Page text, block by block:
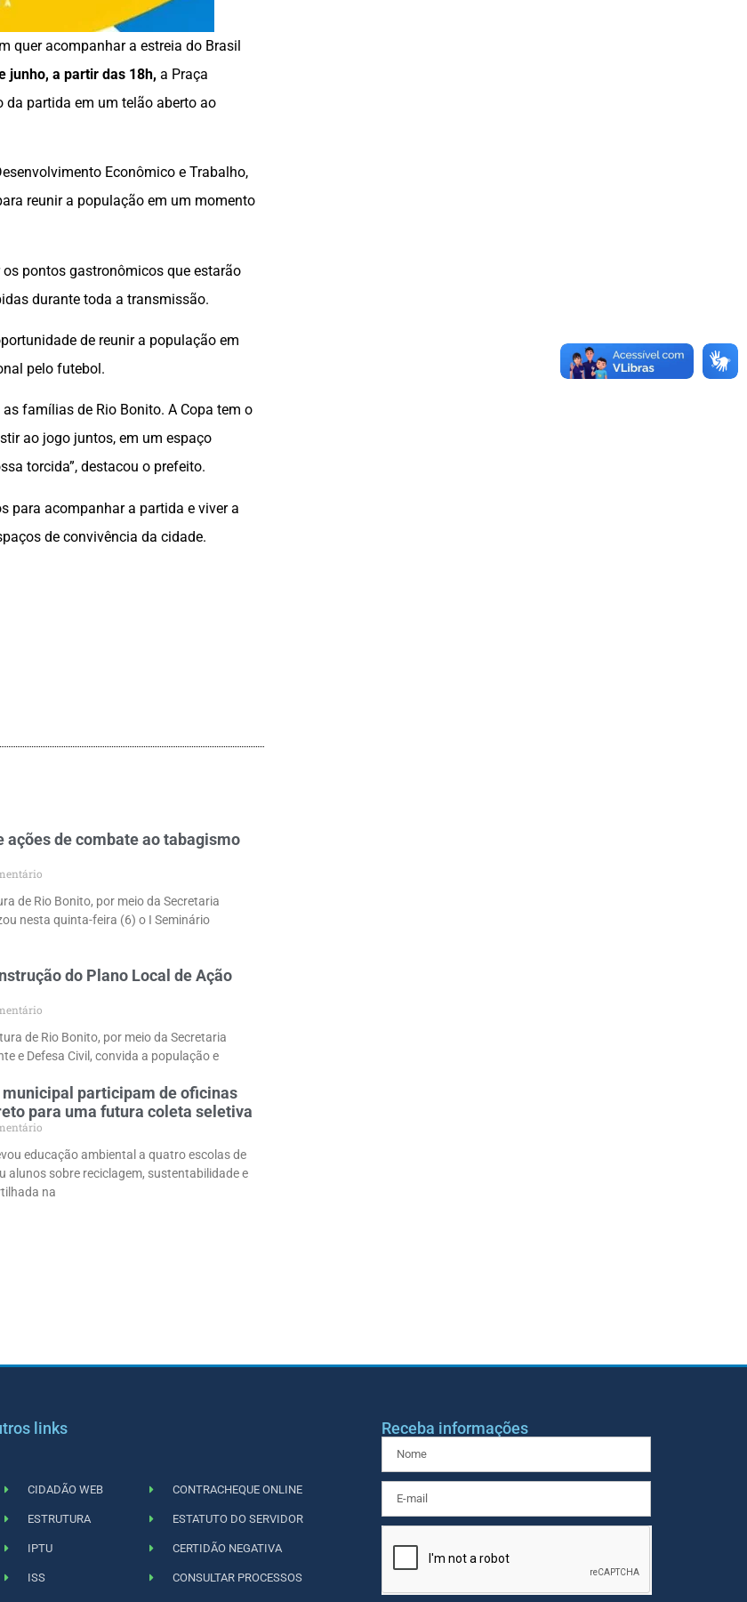
quer acompanhar a estreia do Brasil
junho, a partir das 18h, a Praça
da partida em um telão aberto ao
Econômico e Trabalho,
reunir a população em um momento
pontos gastronômicos que estarão
durante toda a transmissão.
de reunir a população em
pelo futebol.
famílias de Rio Bonito. A Copa tem o
ao jogo juntos, em um espaço
torcida”, destacou o prefeito.
para acompanhar a partida e viver a
de convivência da cidade.
de combate ao tabagismo
de Rio Bonito, por meio da Secretaria
nesta quinta-feira (6) o I Seminário
do Plano Local de Ação
de Rio Bonito, por meio da Secretaria
e Defesa Civil, convida a população e
municipal participam de oficinas
para uma futura coleta seletiva
educação ambiental a quatro escolas de
alunos sobre reciclagem, sustentabilidade e
na
links
CIDADÃO WEB
ESTRUTURA
IPTU
ISS
CONTRACHEQUE ONLINE
ESTATUTO DO SERVIDOR
CERTIDÃO NEGATIVA
CONSULTAR PROCESSOS
Receba informações